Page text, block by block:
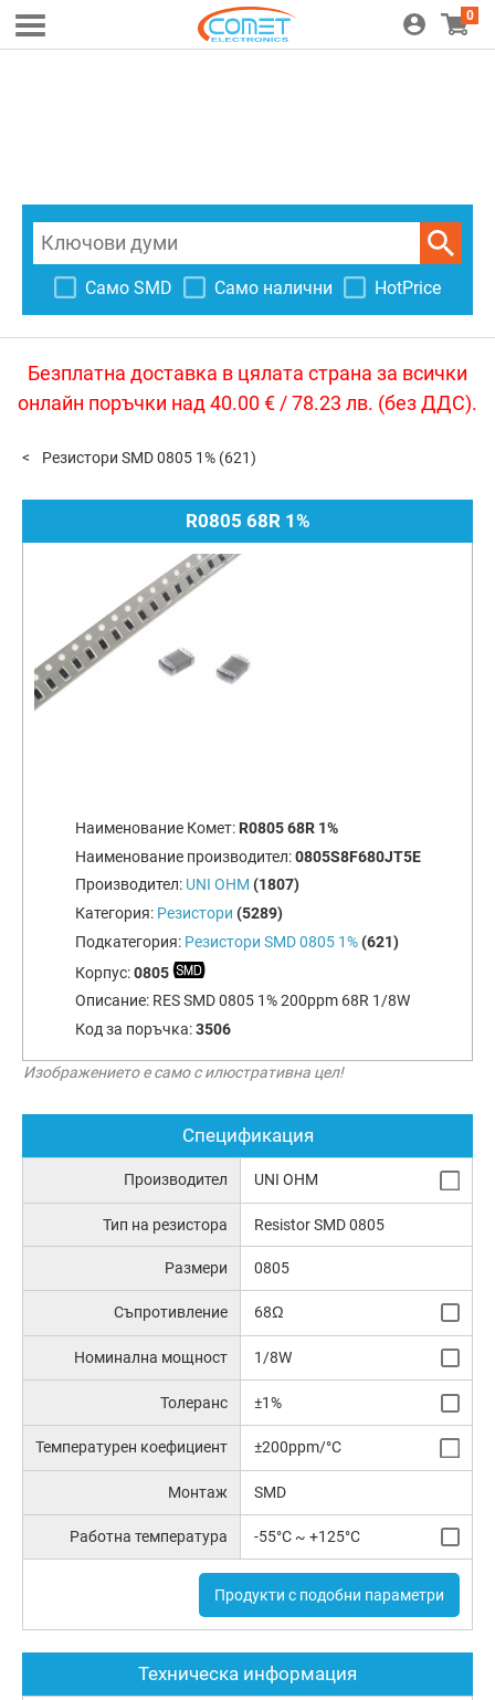
0
Само SMD Само налични HotPrice
Безплатна доставка в цялата страна за всички
онлайн поръчки над 40.00 € / 78.23 лв. (без ДДС).
Резистори SMD 0805 1% (621)
R0805 68R 1%
Наименование Комет: R0805 68R 1%
Наименование производител:0805S8F680JT5E
Производител: UNI OHM (1807)
Категория: Резистори (5289)
Подкатегория: Резистори SMD 0805 1% (621)
Корпус:0805
Описание: RES SMD 0805 1% 200ppm 68R 1/8W
Код за поръчка:3506
Изображението е само с илюстративна цел!
Спецификация
Производител UNI OHM
Тип на резистора Resistor SMD 0805
Размери 0805
Съпротивление 68Ω
Номинална мощност 1/8W
Толеранс ±1%
Температурен коефициент ±200ppm/°C
Монтаж SMD
Работна температура -55°C ~ +125°C
Продукти с подобни параметри
Техническа информация